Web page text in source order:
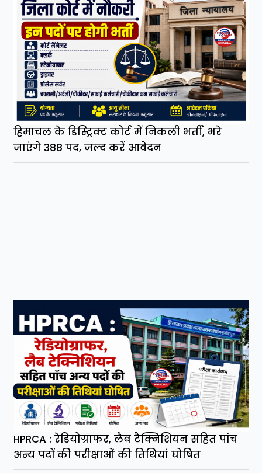
हिमाचल के डिस्ट्रिक्ट कोर्ट में निकली भर्ती, भरे
जाएंगे 388 पद, जल्द करें आवेदन
HPRCA : रेडियोग्राफर, लैब टैक्निशियन सहित पांच
अन्य पदों की परीक्षाओं की तिथियां घोषित